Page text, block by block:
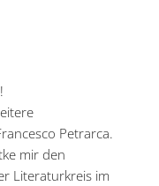
Petrarca.
mir den
Literaturkreis im